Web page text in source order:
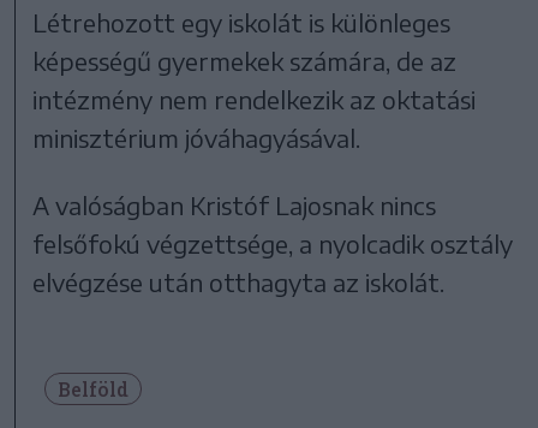
Létrehozott egy iskolát is különleges
képességű gyermekek számára, de az
intézmény nem rendelkezik az oktatási
minisztérium jóváhagyásával.
A valóságban Kristóf Lajosnak nincs
felsőfokú végzettsége, a nyolcadik osztály
elvégzése után otthagyta az iskolát.
Belföld